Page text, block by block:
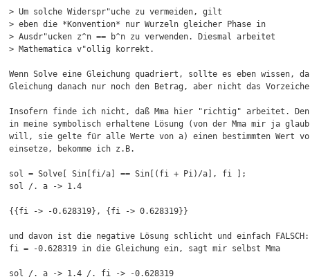
> Um solche Widerspr"uche zu vermeiden, gilt
> eben die *Konvention* nur Wurzeln gleicher Phase in
> Ausdr"ucken z^n == b^n zu verwenden. Diesmal arbeitet
> Mathematica v"ollig korrekt.
Wenn Solve eine Gleichung quadriert, sollte es eben wissen,
Gleichung danach nur noch den Betrag, aber nicht das
Insofern finde ich nicht, daß Mma hier "richtig" arbeitet.
in meine symbolisch erhaltene Lösung (von der Mma mir ja
will, sie gelte für alle Werte von a) einen bestimmten Wert
einsetze, bekomme ich z.B.
sol = Solve[ Sin[fi/a] == Sin[(fi + Pi)/a], fi ];
sol /. a -> 1.4
{{fi -> -0.628319}, {fi -> 0.628319}}
und davon ist die negative Lösung schlicht und einfach
fi = -0.628319 in die Gleichung ein, sagt mir selbst Mma
sol /. a -> 1.4 /. fi -> -0.628319